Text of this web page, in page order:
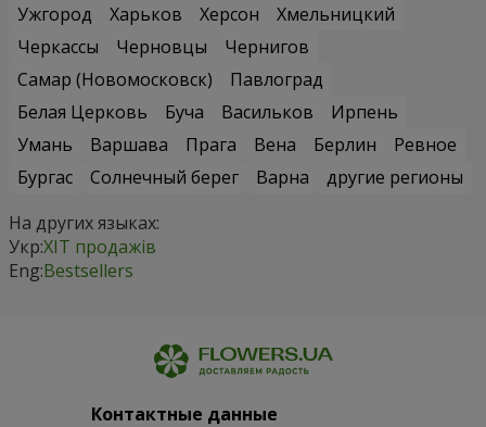
Ужгород
Харьков Херсон
Хмельницкий
Черкассы
Черновцы
Чернигов
Самар (Новомосковск)
Павлоград
Белая Церковь
Буча Васильков
Ирпень
Умань
Варшава Прага Вена Берлин
Ревное
Бургас
Солнечный берег Варна
другие регионы
На других языках:
Укр:ХІТ продажів
Eng:Bestsellers
Контактные данные